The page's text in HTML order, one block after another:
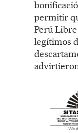
permitir
Perú
legítimos